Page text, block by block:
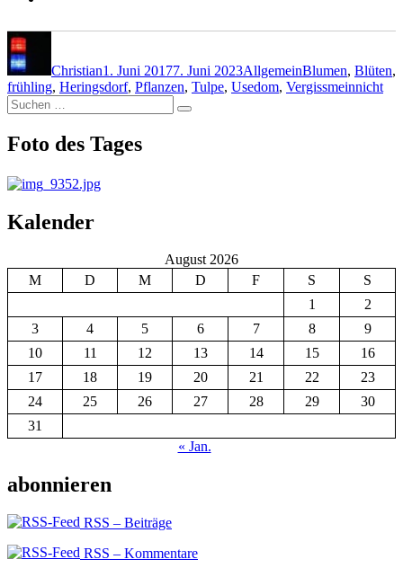
Christian1. Juni 20177. Juni 2023AllgemeinBlumen, Blüten,
frühling, Heringsdorf, Pflanzen, Tulpe, Usedom, Vergissmeinnicht
Suchen
nach:
Suchen
Foto des Tages
Kalender
August 2026
M
D M D F S
S
1
2
3
4 5 6 7 8
9
10
11 12 13 14 15
16
17
18 19 20 21 22
23
24
25 26 27 28 29
30
31
« Jan.
abonnieren
RSS – Beiträge
RSS – Kommentare